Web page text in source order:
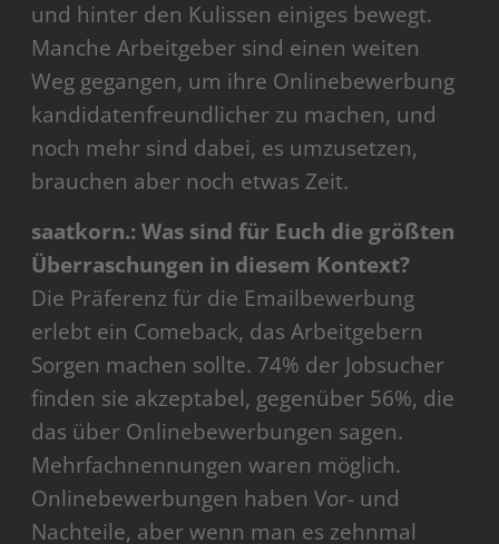
und hinter den Kulissen einiges bewegt.
Manche Arbeitgeber sind einen weiten
Weg gegangen, um ihre Onlinebewerbung
kandidatenfreundlicher zu machen, und
noch mehr sind dabei, es umzusetzen,
brauchen aber noch etwas Zeit.
saatkorn.: Was sind für Euch die größten
Überraschungen in diesem Kontext?
Die Präferenz für die Emailbewerbung
erlebt ein Comeback, das Arbeitgebern
Sorgen machen sollte. 74% der Jobsucher
finden sie akzeptabel, gegenüber 56%, die
das über Onlinebewerbungen sagen.
Mehrfachnennungen waren möglich.
Onlinebewerbungen haben Vor- und
Nachteile, aber wenn man es zehnmal